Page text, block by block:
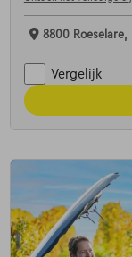
8800 Roeselare,
Vergelijk